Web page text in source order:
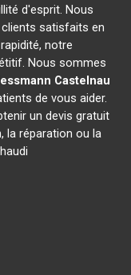
d'esprit. Nous
satisfaits en
notre
Nous sommes
Castelnau
de vous aider.
un devis gratuit
la réparation ou la